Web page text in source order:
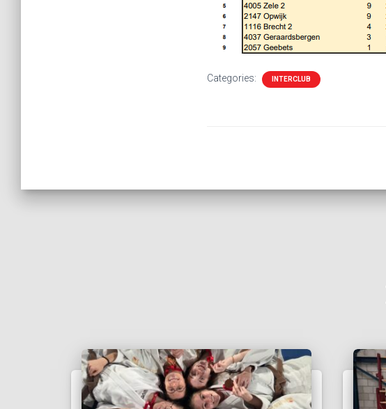
Categories: INTERCLUB